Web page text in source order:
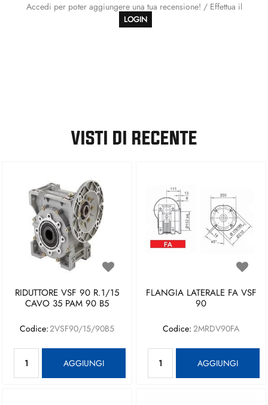
Accedi per poter aggiungere una tua recensione! / Effettua il
LOGIN
VISTI DI RECENTE
RIDUTTORE VSF 90 R.1/15
CAVO 35 PAM 90 B5
Codice:2VSF90/15/90B5
AGGIUNGI
FLANGIA LATERALE FA VSF
90
Codice: 2MRDV90FA
AGGIUNGI